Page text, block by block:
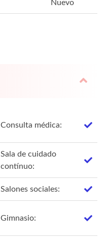
Nuevo
Consulta médica:
Sala de cuidado
contínuo:
Salones sociales:
Gimnasio: